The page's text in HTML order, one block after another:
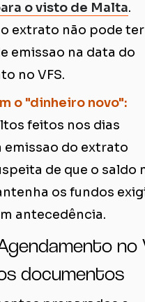
o visto de Malta.
extrato não pode
emissao na data do
no VFS.
o "dinheiro novo":
feitos nos dias
emissao do extrato
de que o saldo
os fundos
antecedência.
no
documentos